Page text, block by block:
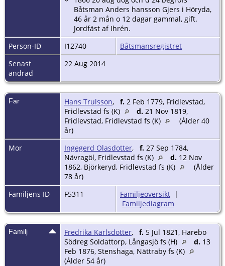
Båtsman Anders hansson Gjers i Höryda,
46 år 2 mån o 12 dagar gammal, gift.
Jordfäst af Ihrén.
Person-ID
I12740
Båtsmansregistret
Senast
ändrad
22 Aug 2014
Far Hans Trulsson, f. 2 Feb 1779, Fridlevstad,
Fridlevstad fs (K)
d. 21 Nov 1819,
Fridlevstad, Fridlevstad fs (K)
(Ålder 40
år)
Mor
Ingegerd Olasdotter, f. 27 Sep 1784,
Nävragöl, Fridlevstad fs (K)
d. 12 Nov
1862, Björkeryd, Fridlevstad fs (K)
(Ålder
78 år)
Familjens ID
F5311 Familjeöversikt |
Familjediagram
Familj Fredrika Karlsdotter, f. 5 Jul 1821, Harebo
Södreg Soldattorp, Långasjö fs (H)
d. 13
Feb 1876, Stenshaga, Nättraby fs (K)
(Ålder 54 år)